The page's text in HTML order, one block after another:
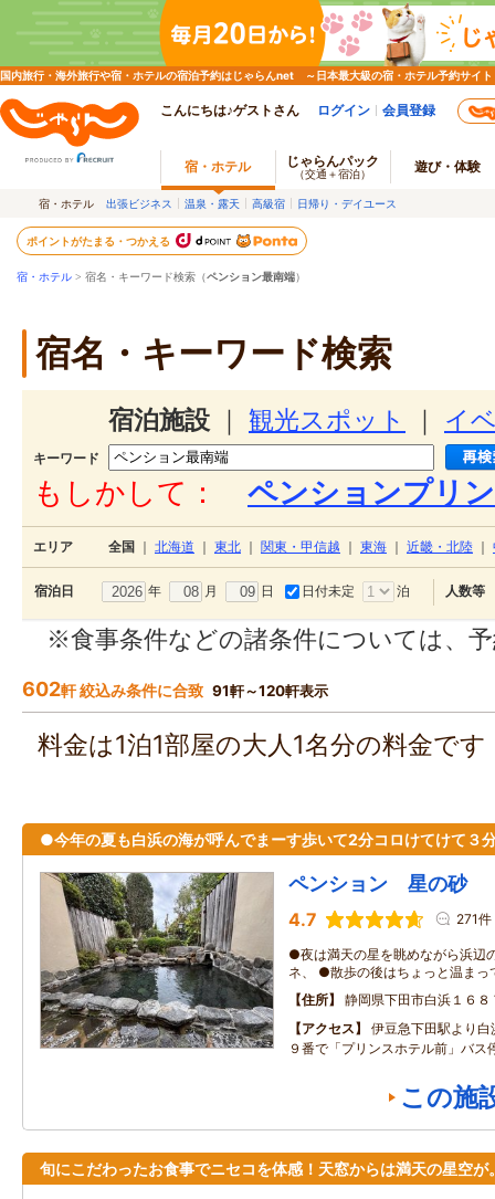
国内旅行・海外旅行や宿・ホテルの宿泊予約はじゃらんnet ～日本最大級の宿・ホテル予約サイト
こんにちは♪ゲストさん ログイン 会員登録
宿・ホテル じゃらんパック
（交通＋宿泊） 遊び・体験
宿・ホテル 出張ビジネス 温泉・露天 高級宿 日帰り・デイユース
ポイントがたまる・つかえる
宿・ホテル > 宿名・キーワード検索（ペンション最南端）
宿名・キーワード検索
宿泊施設 観光スポット イ
キーワード
もしかして： ペンションプリ
エリア 全国 北海道 東北 関東・甲信越 東海 近畿・北陸
宿泊日 年 月 日 日付未定 泊 人数等
※食事条件などの諸条件については、
602軒 絞込み条件に合致 91軒～120軒表示
料金は1泊1部屋の大人1名分の料金で
●今年の夏も白浜の海が呼んでまーす歩いて2分コロけてけて３
ペンション 星の砂
4.7 271件
●夜は満天の星を眺めながら浜辺
ネ、 ●散歩の後はちょっと温ま
住所
静岡県下田市白浜１６８
アクセス
伊豆急下田駅より
９番で「プリンスホテル前」バス
この施
旬にこだわったお食事でニセコを体感！天窓からは満天の星空が